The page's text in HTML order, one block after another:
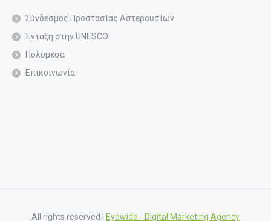
Σύνδεσμος Προστασίας Αστερουσίων
Ένταξη στην UNESCO
Πολυμέσα
Επικοινωνία
All rights reserved | Eyewide - Digital Marketing Agency